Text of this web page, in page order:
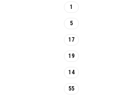
1
5
17
19
14
55